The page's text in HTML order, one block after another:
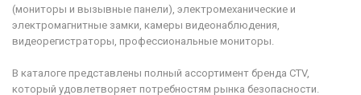
(мониторы и вызывные панели), электромеханические и
электромагнитные замки, камеры видеонаблюдения,
видеорегистраторы, профессиональные мониторы.
В каталоге представлены полный ассортимент бренда CTV,
который удовлетворяет потребностям рынка безопасности.